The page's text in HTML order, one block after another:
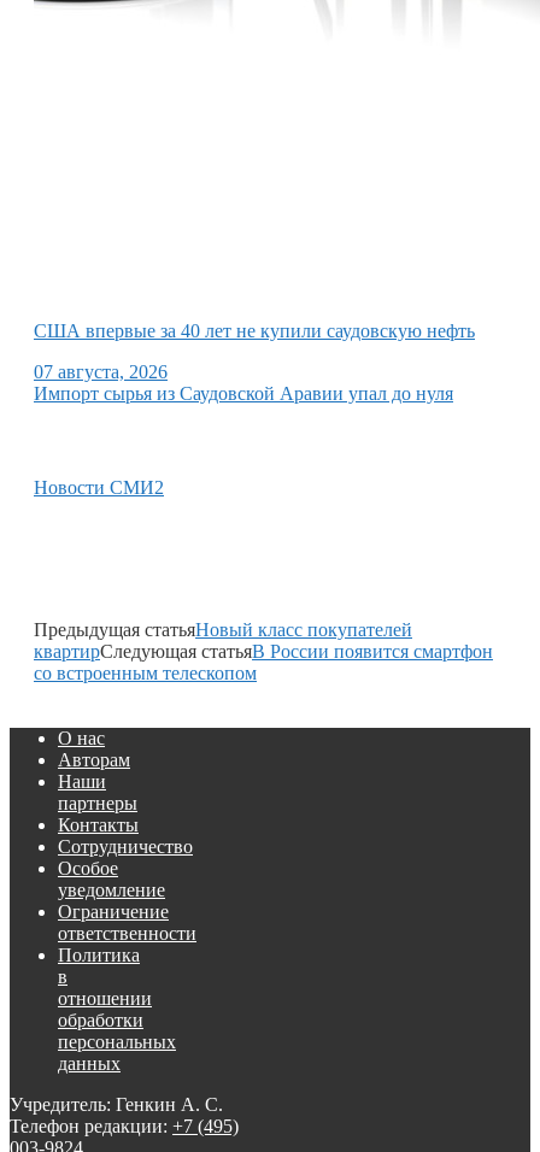
США впервые за 40 лет не купили саудовскую нефть
07 августа, 2026
Импорт сырья из Саудовской Аравии упал до нуля
Новости СМИ2
Предыдущая статьяНовый класс покупателей
квартирСледующая статьяВ России появится смартфон
со встроенным телескопом
О нас
Авторам
Наши
партнеры
Контакты
Сотрудничество
Особое
уведомление
Ограничение
ответственности
Политика
в
отношении
обработки
персональных
данных
Учредитель: Генкин А. С.
Телефон редакции: +7 (495)
003-9824